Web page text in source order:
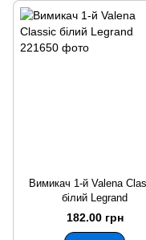
Вимикач 1-й Valena
білий Legrand
182.00 грн